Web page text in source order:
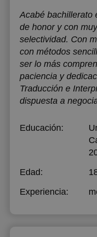
Acabé bachillerato
de honor y con
selectividad. Con
con métodos
ser lo más
paciencia y
Traducción e
dispuesta a
Educación:
Edad:
Experiencia: